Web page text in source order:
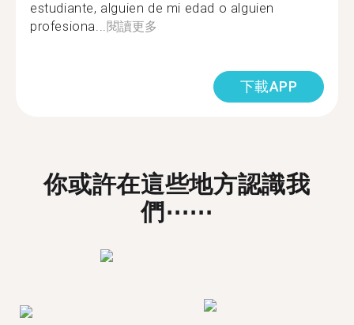
estudiante, alguien de mi edad o alguien
profesiona...閱讀更多
下載APP
你或許在這些地方認識我
們⋯⋯